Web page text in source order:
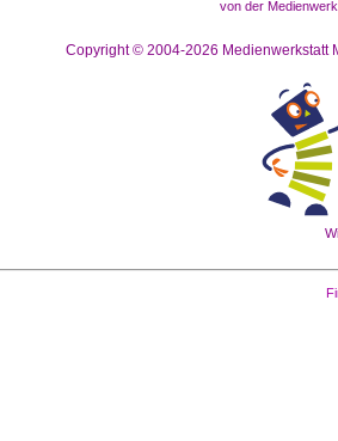
von der
Copyright © 2004-2026 Medienwerkstatt